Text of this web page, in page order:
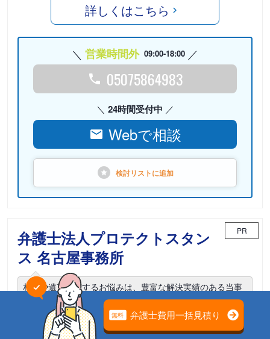
詳しくはこちら
営業時間外 09:00-18:00
05075864983
24時間受付中
Webで相談
検討リストに追加
弁護士法人プロテクトスタン
ス 名古屋事務所
PR
相続や遺言に関するお悩みは、豊富な解決実績のある当事
務所までご相談ください。
電話相談可能 初回面談無料